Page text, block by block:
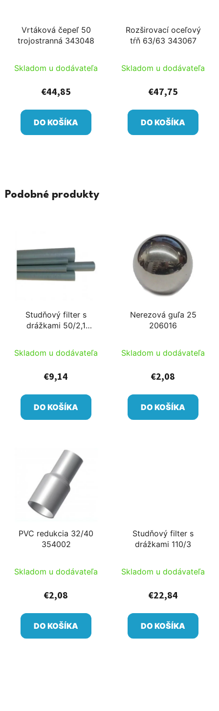
Vrtáková čepeľ 50
trojostranná 343048
Skladom u dodávateľa
€44,85
DO KOŠÍKA
Rozširovací oceľový
tŕň 63/63 343067
Skladom u dodávateľa
€47,75
DO KOŠÍKA
Podobné produkty
Studňový filter s
drážkami 50/2,1
Skladom u dodávateľa
€9,14
DO KOŠÍKA
Nerezová guľa 25
206016
Skladom u dodávateľa
€2,08
DO KOŠÍKA
PVC redukcia 32/40
354002
Skladom u dodávateľa
€2,08
DO KOŠÍKA
Studňový filter s
drážkami 110/3
Skladom u dodávateľa
€22,84
DO KOŠÍKA